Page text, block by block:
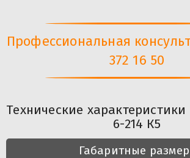
Профессиональная
372 16 50
Технические
6-214 К5
Габаритные